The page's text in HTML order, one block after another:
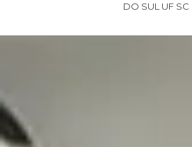
DO SUL UF SC